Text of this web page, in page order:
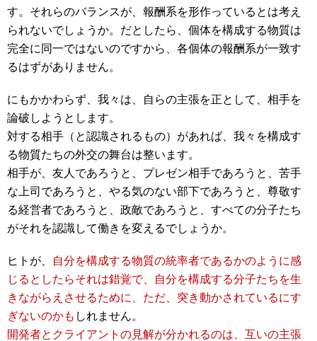
す。それらのバランスが、報酬系を形作っているとは考え
られないでしょうか。だとしたら、個体を構成する物質は
完全に同一ではないのですから、各個体の報酬系が一致す
るはずがありません。
にもかかわらず、我々は、自らの主張を正として、相手を
論破しようとします。
対する相手（と認識されるもの）があれば、我々を構成す
る物質たちの外交の舞台は整います。
相手が、友人であろうと、プレゼン相手であろうと、苦手
な上司であろうと、やる気のない部下であろうと、尊敬す
る経営者であろうと、政敵であろうと、すべての分子たち
がそれを認識して働きを変えるでしょうか。
ヒトが、
自分を構成する物質の統率者であるかのように感
じるとしたらそれは錯覚で、自分を構成する分子たちを生
きながらえさせるために、ただ、突き動かされているにす
ぎないのかも しれません。
開発者とクライアントの見解が分かれるのは、互いの主張